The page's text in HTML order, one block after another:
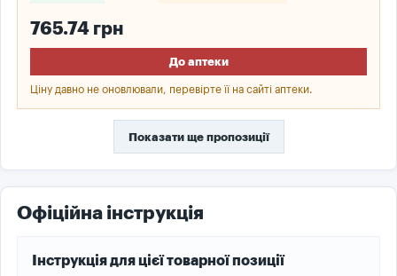
765.74 грн
До аптеки
Ціну давно не оновлювали, перевірте її на сайті аптеки.
Показати ще пропозиції
Офіційна інструкція
Інструкція для цієї товарної позиції